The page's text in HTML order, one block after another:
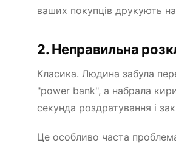
ваших покупців друкують
2. Неправильна
Класика. Людина забула
"power bank", а набрала
секунда роздратування і
Це особливо часта